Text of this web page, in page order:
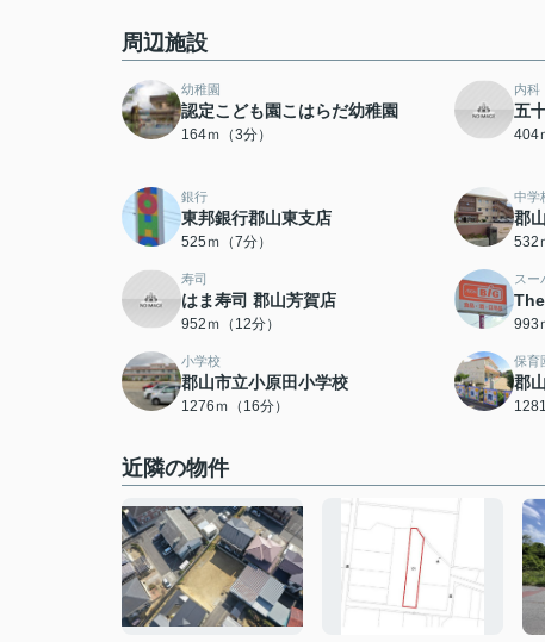
周辺施設
幼稚園
認定こども園こはらだ幼稚園
164ｍ（3分）
内科
五
404
銀行
東邦銀行郡山東支店
525ｍ（7分）
中学
郡
532
寿司
はま寿司 郡山芳賀店
952ｍ（12分）
スー
993
小学校
郡山市立小原田小学校
1276ｍ（16分）
保育
郡
近隣の物件